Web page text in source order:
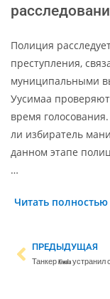
Полиция
преступления,
муниципальными
Уусимаа
время
ли избиратель
данном этапе
…
Читать полностью
ПРЕДЫДУЩАЯ